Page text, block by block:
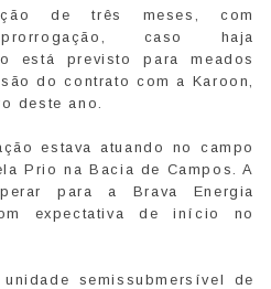
de três meses, com
caso haja
está previsto para meados
do contrato com a Karoon,
deste ano.
estava atuando no campo
Prio na Bacia de Campos. A
para a Brava Energia
expectativa de início no
semissubmersível de